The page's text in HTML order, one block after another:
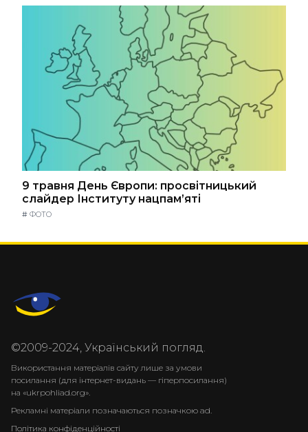
9 травня День Європи: просвітницький
слайдер Інституту нацпам’яті
# ФОТО
©2009-2024, Український погляд.
Використання матеріалів сайту лише за умови
посилання (для інтернет-видань — гіперпосилання)
на «ukrpohliad.org».
Рекламні матеріали позначаються позначкою ad.
Політика конфіденційності